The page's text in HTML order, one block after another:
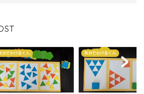
分でわけるくん 気分でわけるくん